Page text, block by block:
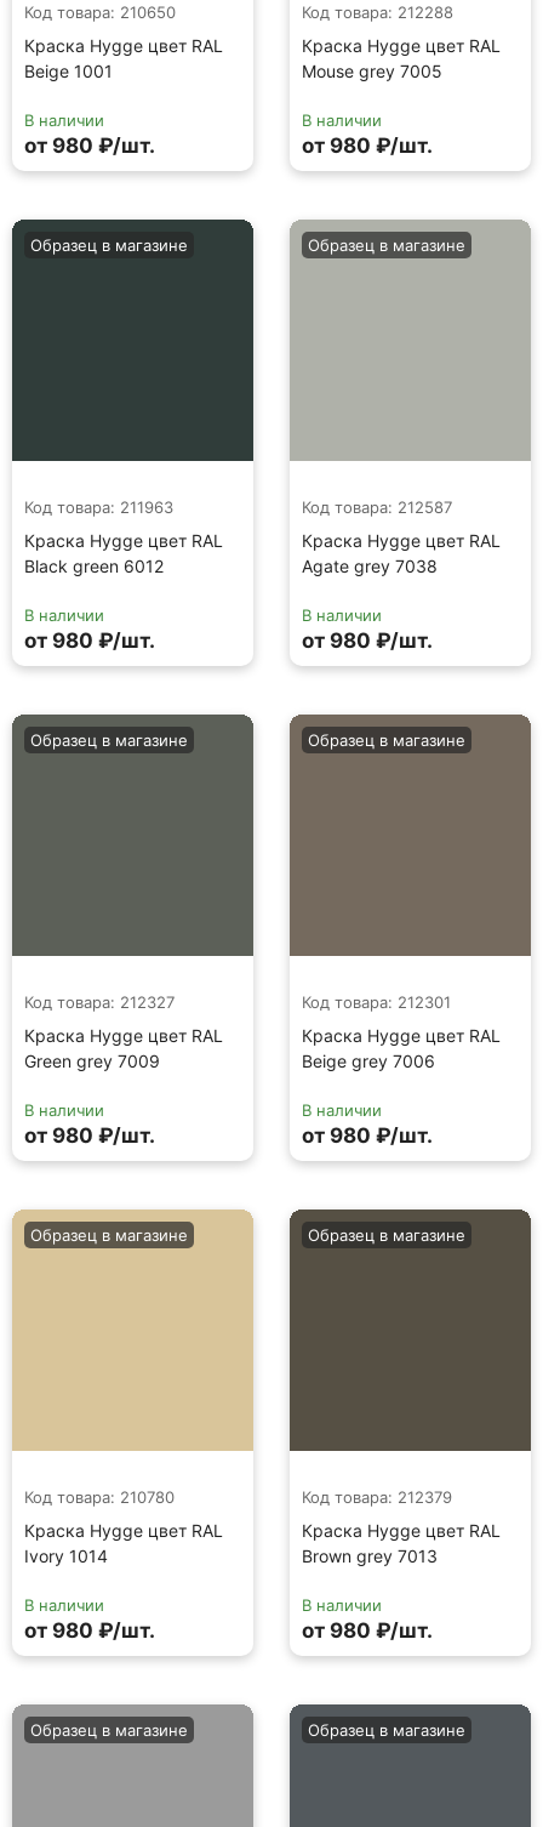
Код товара: 210650
Краска Hygge цвет RAL
Beige 1001
В наличии
от 980 ₽/шт.
Код товара: 212288
Краска Hygge цвет RAL
Mouse grey 7005
В наличии
от 980 ₽/шт.
Код товара: 211963
Краска Hygge цвет RAL
Black green 6012
Образец в магазине
В наличии
от 980 ₽/шт.
Код товара: 212587
Краска Hygge цвет RAL
Agate grey 7038
Образец в магазине
В наличии
от 980 ₽/шт.
Код товара: 212327
Краска Hygge цвет RAL
Green grey 7009
Образец в магазине
В наличии
от 980 ₽/шт.
Код товара: 212301
Краска Hygge цвет RAL
Beige grey 7006
Образец в магазине
В наличии
от 980 ₽/шт.
Код товара: 210780
Краска Hygge цвет RAL
Ivory 1014
Образец в магазине
В наличии
от 980 ₽/шт.
Код товара: 212379
Краска Hygge цвет RAL
Brown grey 7013
Образец в магазине
В наличии
от 980 ₽/шт.
Образец в магазине Образец в магазине